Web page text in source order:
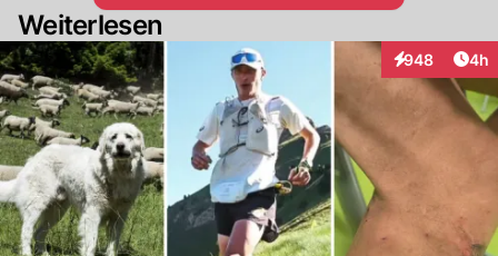
Weiterlesen
948
Interaktionen
4h